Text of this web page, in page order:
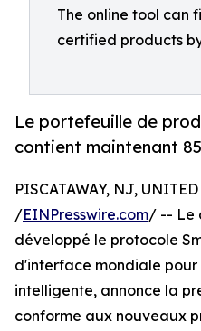
The online tool can
certified products
Le portefeuille de
contient maintenant
PISCATAWAY, NJ,
/EINPresswire.com/ -- Le
développé le protocole
d'interface mondiale
intelligente, annonce la
conforme aux nouveaux